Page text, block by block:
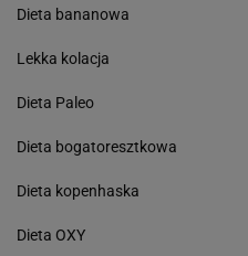
Dieta bananowa
Lekka kolacja
Dieta Paleo
Dieta bogatoresztkowa
Dieta kopenhaska
Dieta OXY